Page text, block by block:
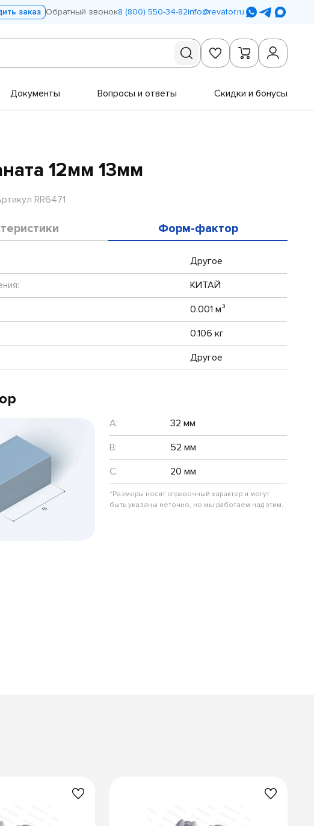
заказ Обратный звонок8 (800) 550-34-82info@revator.ru
Документы Вопросы и ответы Скидки и бонусы
12мм 13мм
RR6471
Форм-фактор
Другое
КИТАЙ
0.001 м³
0.106 кг
Другое
A:
32 мм
B:
52 мм
C:
20 мм
*Размеры носят справочный характер и могут
быть указаны неточно, но мы работаем над этим.